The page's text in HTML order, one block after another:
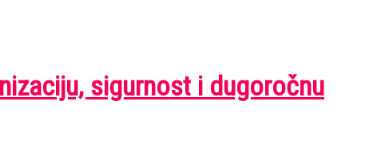
sigurnost i dugoročnu